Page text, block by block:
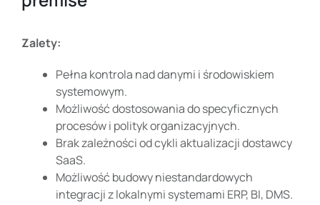
Zalety:
Pełna kontrola nad danymi i środowiskiem
systemowym.
Możliwość dostosowania do specyficznych
procesów i polityk organizacyjnych.
Brak zależności od cykli aktualizacji dostawcy
SaaS.
Możliwość budowy niestandardowych
integracji z lokalnymi systemami ERP, BI, DMS.